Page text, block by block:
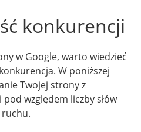
konkurencji
w Google, warto wiedzieć
W poniższej
Twojej strony z
względem liczby słów
ruchu.